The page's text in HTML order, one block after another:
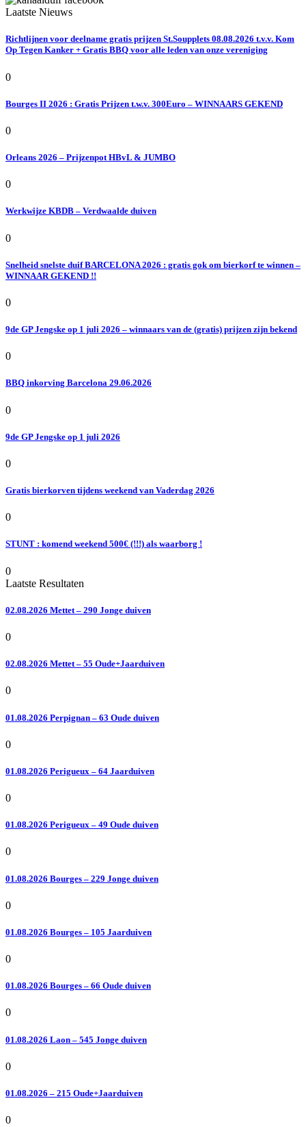
Laatste Nieuws
Richtlijnen voor deelname gratis prijzen St.Soupplets 08.08.2026 t.v.v. Kom
Op Tegen Kanker + Gratis BBQ voor alle leden van onze vereniging
0
Bourges II 2026 : Gratis Prijzen t.w.v. 300Euro – WINNAARS GEKEND
0
Orleans 2026 – Prijzenpot HBvL & JUMBO
0
Werkwijze KBDB – Verdwaalde duiven
0
Snelheid snelste duif BARCELONA 2026 : gratis gok om bierkorf te winnen –
WINNAAR GEKEND !!
0
9de GP Jengske op 1 juli 2026 – winnaars van de (gratis) prijzen zijn bekend
0
BBQ inkorving Barcelona 29.06.2026
0
9de GP Jengske op 1 juli 2026
0
Gratis bierkorven tijdens weekend van Vaderdag 2026
0
STUNT : komend weekend 500€ (!!!) als waarborg !
0
Laatste Resultaten
02.08.2026 Mettet – 290 Jonge duiven
0
02.08.2026 Mettet – 55 Oude+Jaarduiven
0
01.08.2026 Perpignan – 63 Oude duiven
0
01.08.2026 Perigueux – 64 Jaarduiven
0
01.08.2026 Perigueux – 49 Oude duiven
0
01.08.2026 Bourges – 229 Jonge duiven
0
01.08.2026 Bourges – 105 Jaarduiven
0
01.08.2026 Bourges – 66 Oude duiven
0
01.08.2026 Laon – 545 Jonge duiven
0
01.08.2026 – 215 Oude+Jaarduiven
0